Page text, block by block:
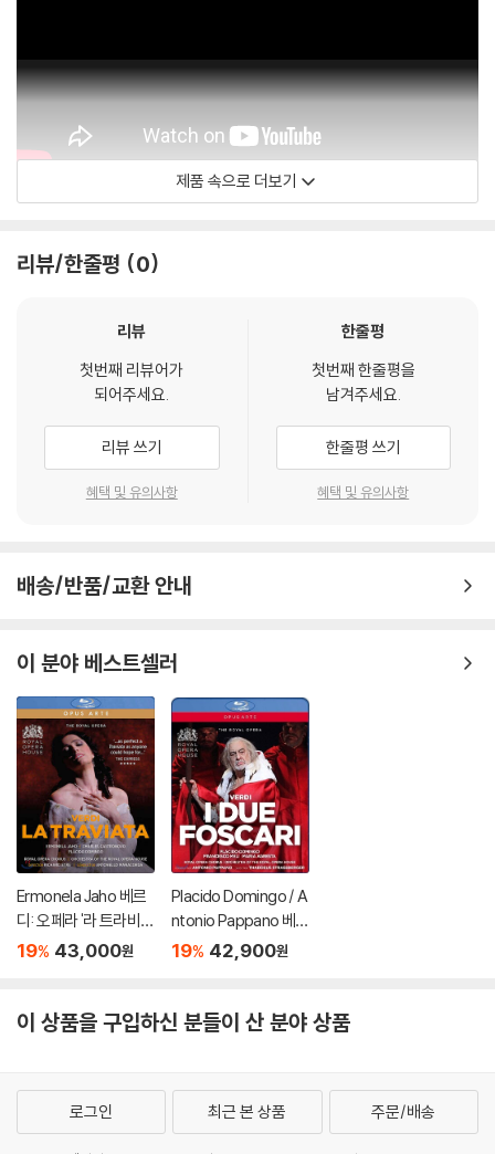
제품 속으로 더보기
리뷰/한줄평 0
리뷰
첫번째 리뷰어가
되어주세요.
리뷰 쓰기
혜택 및 유의사항
한줄평
첫번째 한줄평을
남겨주세요.
한줄평 쓰기
혜택 및 유의사항
배송/반품/교환 안내
이 분야 베스트셀러
Ermonela Jaho 베르
디: 오페라 '라 트라비아
타' (Verdi: La Traviat
19% 43,000원
Placido Domingo / A
ntonio Pappano 베르
디: 포스카리 가문의 두
19% 42,900원
이 상품을 구입하신 분들이 산 분야 상품
로그인 최근 본 상품 주문/배송